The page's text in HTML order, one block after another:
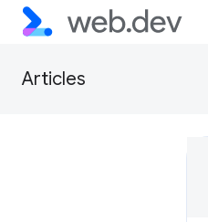
Articles